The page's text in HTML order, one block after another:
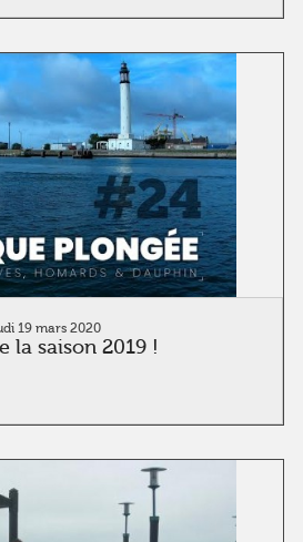
19 mars 2020
la saison 2019 !